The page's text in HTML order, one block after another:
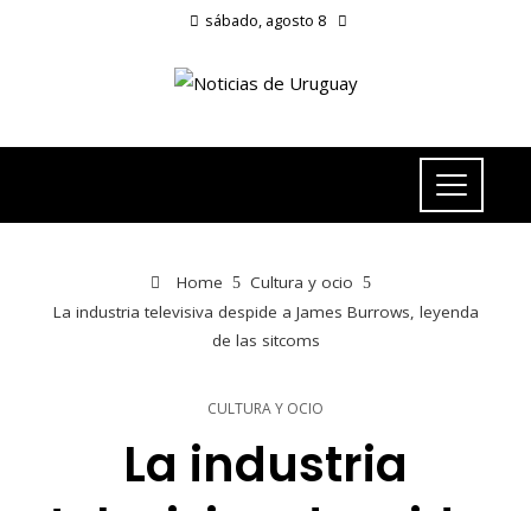
sábado, agosto 8
Home
Cultura y ocio
La industria televisiva despide a James Burrows, leyenda
de las sitcoms
CULTURA Y OCIO
La industria